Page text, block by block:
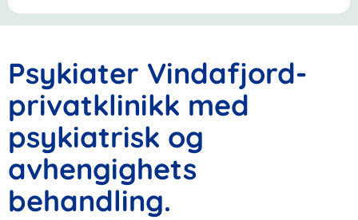
Psykiater Vindafjord-
privatklinikk med
psykiatrisk og
avhengighets
behandling.